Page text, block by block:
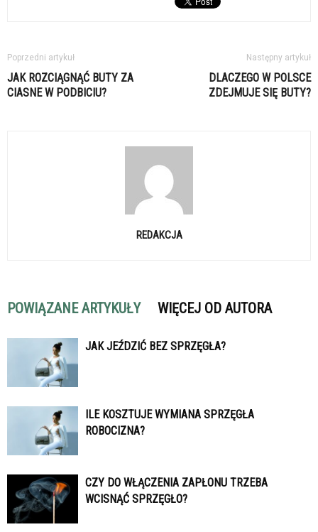
Poprzedni artykuł
JAK ROZCIĄGNĄĆ BUTY ZA
CIASNE W PODBICIU?
Następny artykuł
DLACZEGO W POLSCE
ZDEJMUJE SIĘ BUTY?
REDAKCJA
POWIĄZANE ARTYKUŁY WIĘCEJ OD AUTORA
JAK JEŹDZIĆ BEZ SPRZĘGŁA?
ILE KOSZTUJE WYMIANA SPRZĘGŁA
ROBOCIZNA?
CZY DO WŁĄCZENIA ZAPŁONU TRZEBA
WCISNĄĆ SPRZĘGŁO?